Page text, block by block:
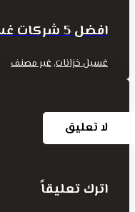
افضل 5 شركات غسيل خزانات
غسيل خزانات,غير مصنف
لا تعليق
اترك تعليقاً